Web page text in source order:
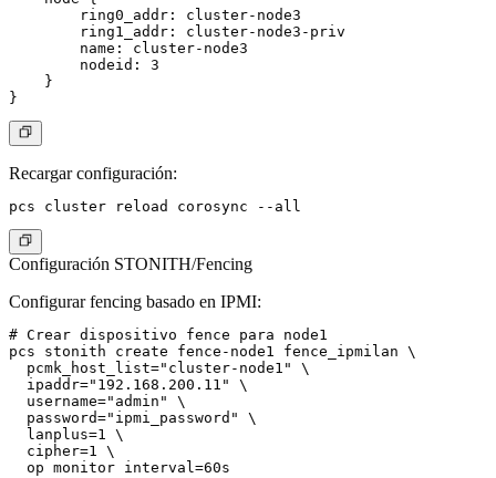
        ring0_addr: cluster-node3
        ring1_addr: cluster-node3-priv
        name: cluster-node3
        nodeid: 3
    }
Recargar configuración:
Configuración STONITH/Fencing
Configurar fencing basado en IPMI:
# Crear dispositivo fence para node1
pcs stonith create fence-node1 fence_ipmilan \
  pcmk_host_list="cluster-node1" \
  ipaddr="192.168.200.11" \
  username="admin" \
  password="ipmi_password" \
  lanplus=1 \
  cipher=1 \
  op monitor interval=60s